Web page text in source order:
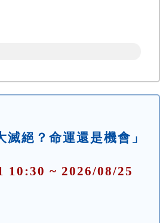
滅絕？命運還是機會」
10:30 ~ 2026/08/25